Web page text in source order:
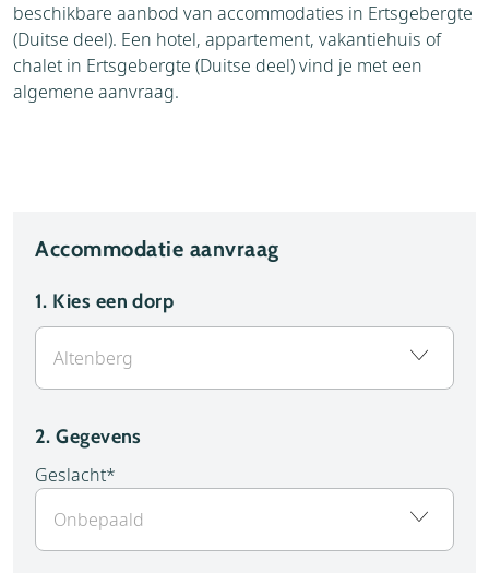
beschikbare aanbod van accommodaties in Ertsgebergte
(Duitse deel). Een hotel, appartement, vakantiehuis of
chalet in Ertsgebergte (Duitse deel) vind je met een
algemene aanvraag.
Accommodatie aanvraag
1. Kies een dorp
2. Gegevens
Geslacht*